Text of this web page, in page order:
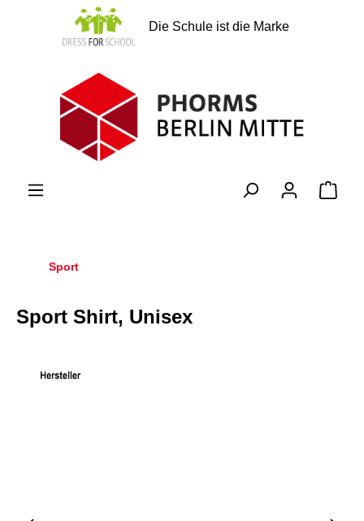
springen
Die Schule ist die Marke
Sport
Sport Shirt, Unisex